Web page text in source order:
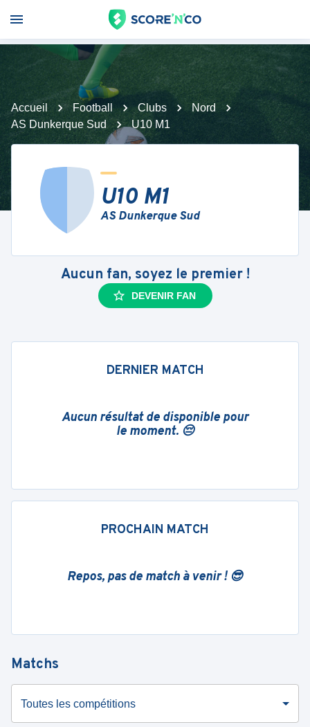
Accueil Football Clubs
Nord
AS Dunkerque Sud
U10 M1
U10 M1
AS Dunkerque Sud
Aucun fan, soyez le premier !
DEVENIR FAN
DERNIER MATCH
Aucun résultat de disponible pour
le moment. 😔
PROCHAIN MATCH
Repos, pas de match à venir ! 😎
Matchs
Toutes les compétitions